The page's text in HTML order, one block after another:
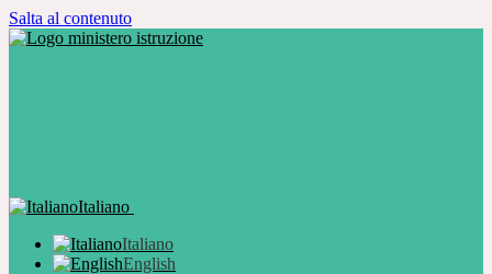
Salta al contenuto
Italiano
Italiano
English